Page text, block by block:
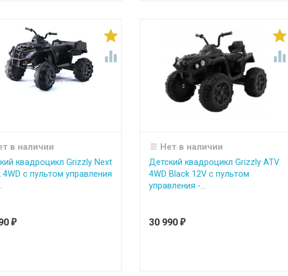


в наличии
квадроцикл Grizzly Next
4WD с пультом управления
₽


Нет в наличии
Детский квадроцикл Grizzly ATV
4WD Black 12V с пультом
управления -...
30 990 ₽